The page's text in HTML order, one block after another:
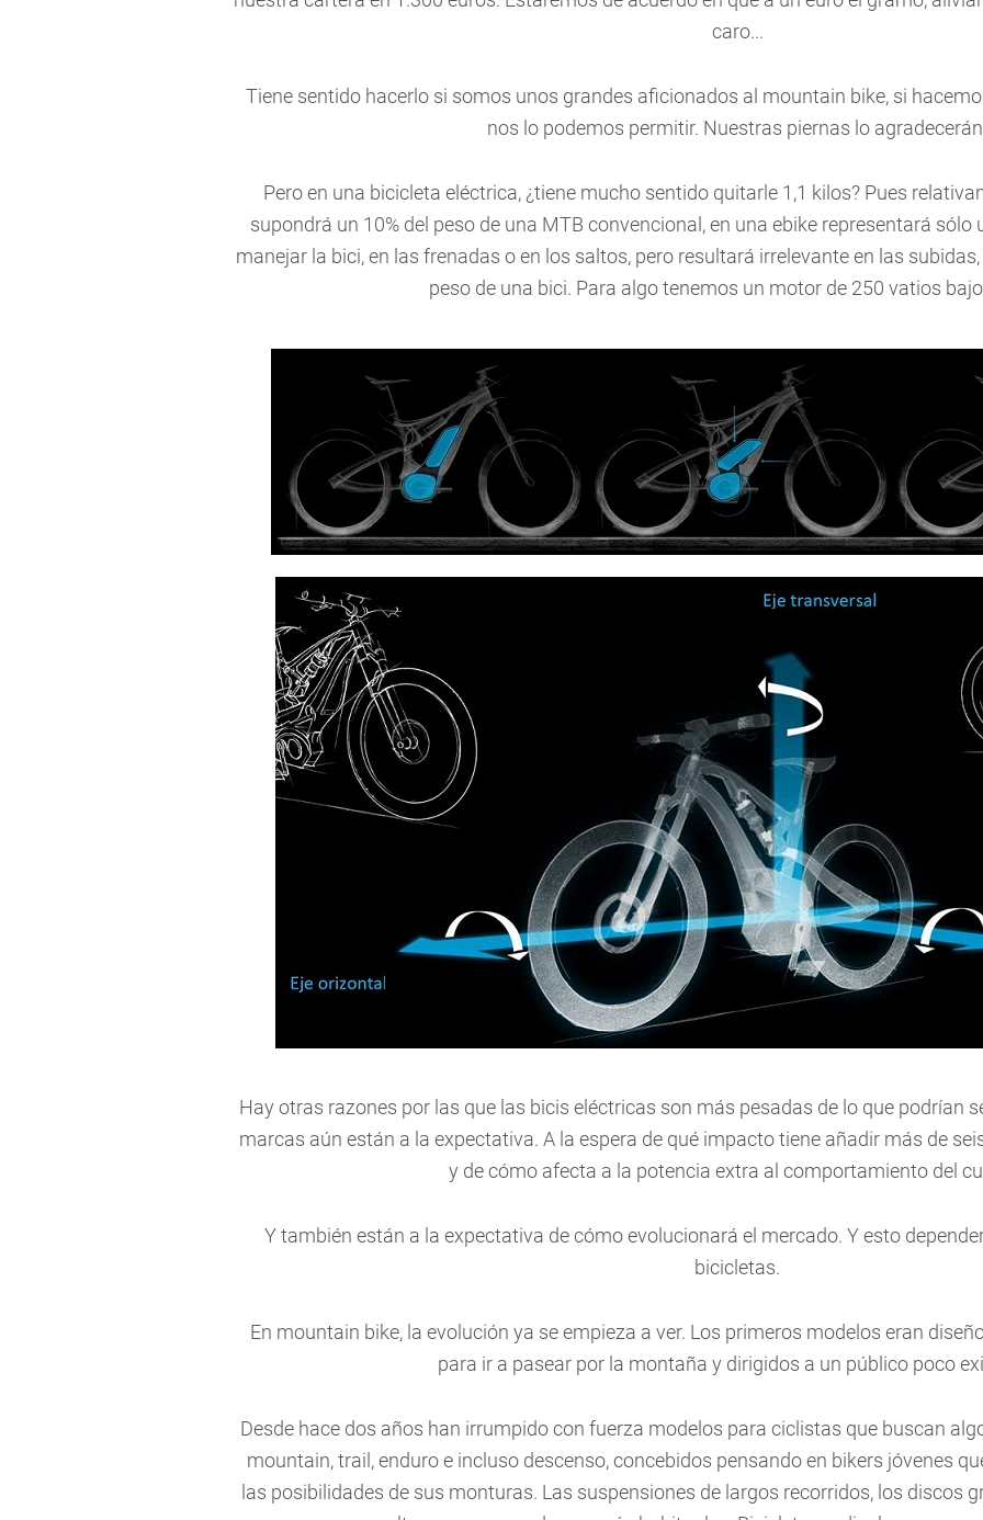
caro...
Tiene sentido hacerlo si somos unos grandes aficionados al mountain bike, si
nos lo podemos permitir. Nuestras piernas lo
Pero en una bicicleta eléctrica, ¿tiene mucho sentido quitarle 1,1 kilos? Pues
supondrá un 10% del peso de una MTB convencional, en una ebike representará sólo
manejar la bici, en las frenadas o en los saltos, pero resultará irrelevante en las
peso de una bici. Para algo tenemos un motor de 250 vatios
Hay otras razones por las que las bicis eléctricas son más pesadas de lo que podrían
marcas aún están a la expectativa. A la espera de qué impacto tiene añadir más de
y de cómo afecta a la potencia extra al comportamiento del
Y también están a la expectativa de cómo evolucionará el mercado. Y esto
bicicletas.
En mountain bike, la evolución ya se empieza a ver. Los primeros modelos eran
para ir a pasear por la montaña y dirigidos a un público poco
Desde hace dos años han irrumpido con fuerza modelos para ciclistas que buscan
mountain, trail, enduro e incluso descenso, concebidos pensando en bikers jóvenes
las posibilidades de sus monturas. Las suspensiones de largos recorridos, los discos